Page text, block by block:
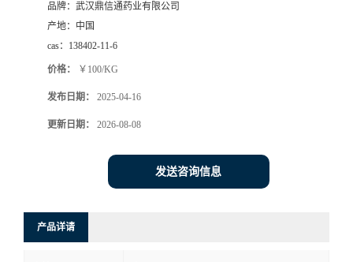
品牌： 武汉鼎信通药业有限公司
产地： 中国
cas： 138402-11-6
价格： ￥100/KG
发布日期： 2025-04-16
更新日期： 2026-08-08
发送咨询信息
产品详请